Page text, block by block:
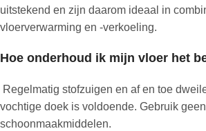
uitstekend en zijn daarom ideaal in
vloerverwarming en -verkoeling.
Hoe onderhoud ik mijn vloer het
Regelmatig stofzuigen en af en toe
vochtige doek is voldoende. Gebruik
schoonmaakmiddelen.